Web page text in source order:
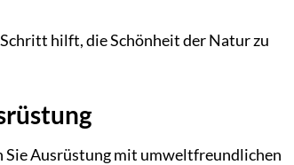
hilft, die Schönheit der Natur zu
Sie Ausrüstung mit umweltfreundlichen